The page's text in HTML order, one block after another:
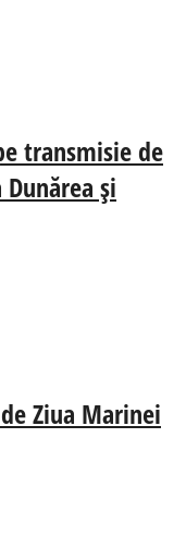
transmisie de
și
Ziua Marinei